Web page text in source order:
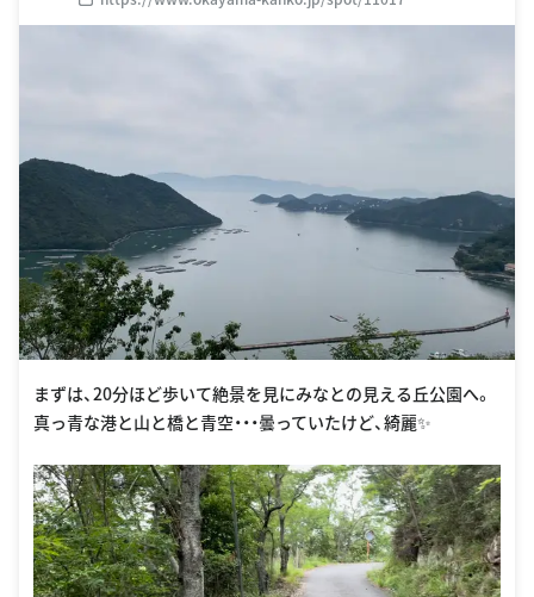
まずは、20分ほど歩いて絶景を見にみなとの見える丘公園へ。
真っ青な港と山と橋と青空・・・曇っていたけど、綺麗✨